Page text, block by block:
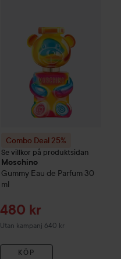
Combo Deal 25%
Se villkor på produktsidan
Moschino
Gummy Eau de Parfum 30
ml
Reapris
480 kr
Utan kampanj 640 kr
KÖP